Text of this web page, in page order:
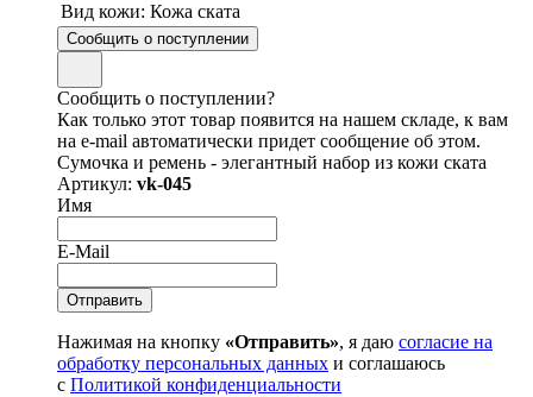
Вид кожи: Кожа ската
Сообщить о поступлении
Сообщить о поступлении?
Как только этот товар появится на нашем складе, к вам
на e-mail автоматически придет сообщение об этом.
Сумочка и ремень - элегантный набор из кожи ската
Артикул: vk-045
Имя
E-Mail
Нажимая на кнопку «Отправить», я даю согласие на
обработку персональных данных и соглашаюсь
с Политикой конфиденциальности